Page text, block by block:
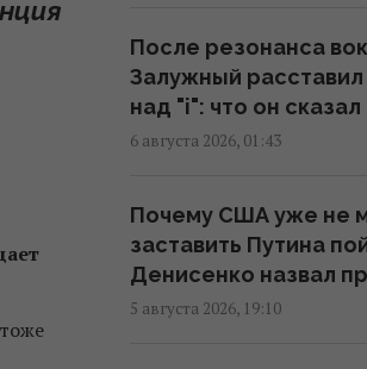
евро: официальный
на понедельник
15:56 пятница, 07 августа 2026
упаковка выгодна:
раскрыли
15:37 пятница, 07 августа 2026
После резонанса
Залужный расставил
над "i": что он сказал
6 августа 2026, 01:43
Почему США уже не
заставить Путина
Денисенко назвал
5 августа 2026, 19:10